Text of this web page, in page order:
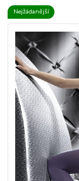
Nejžádanější